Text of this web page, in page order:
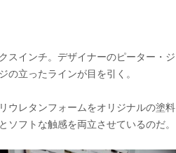
スインチ。デザイナーのピーター・ジ
の立ったラインが目を引く。
ウレタンフォームをオリジナルの塗料
ソフトな触感を両立させているのだ。